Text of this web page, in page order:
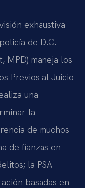
exhaustiva
de D.C.
MPD) maneja los
Previos al Juicio
una
la
de muchos
de fianzas en
la PSA
basadas en